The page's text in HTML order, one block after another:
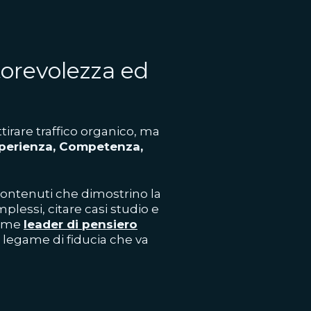
ed
traffico organico, ma
Competenza,
che dimostrino la
citare casi studio e
leader di pensiero
di fiducia che va